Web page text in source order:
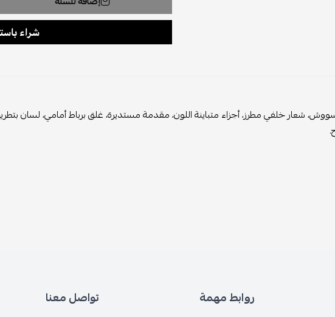
شعار خلفي مطرز، أجزاء متباينة اللون، مقدمة مستديرة، غلق برباط أمامي، لسان
روابط مهمة تواصل معنا